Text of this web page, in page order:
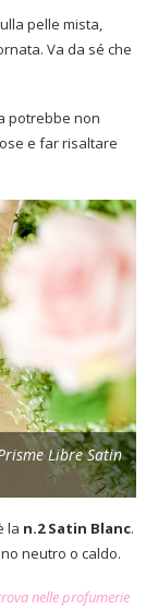
pelle mista,
Va da sé che
potrebbe non
e far risaltare
Libre Satin
la n.2 Satin Blanc.
neutro o caldo.
nelle profumerie